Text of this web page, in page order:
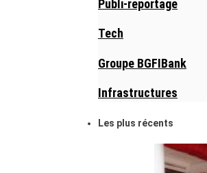
Publi-reportage
Tech
Groupe BGFIBank
Infrastructures
Les plus récents